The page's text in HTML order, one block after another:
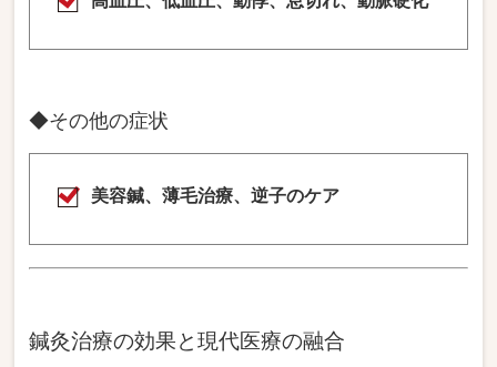
◆その他の症状
美容鍼、薄毛治療、逆子のケア
鍼灸治療の効果と現代医療の融合